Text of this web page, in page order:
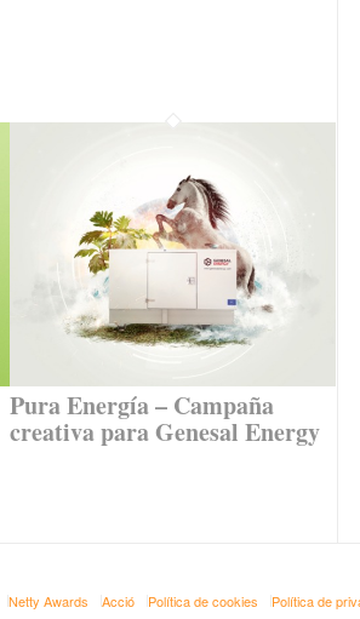
Pura Energía – Campaña
creativa para Genesal Energy
Netty Awards Acció Política de cookies Política de